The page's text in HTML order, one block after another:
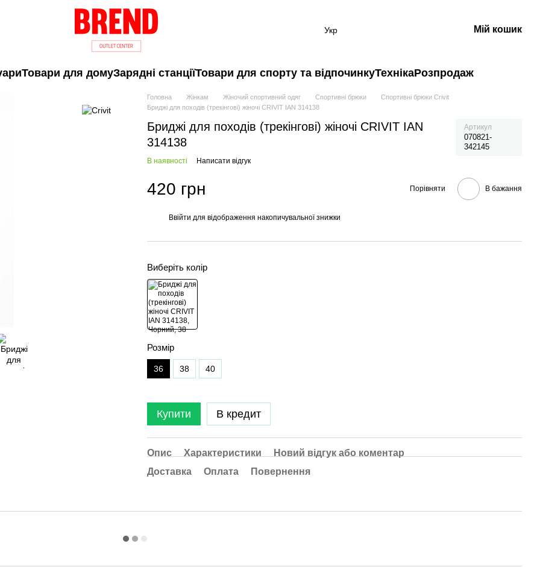
Укр Мій кошик
Товари для домуЗарядні станціїТовари для спорту та відпочинкуТехнікаРозпродаж
Головна Жінкам Жіночий спортивний одяг Спортивні брюки
Спортивні брюки Crivit
Бриджі для походів (трекінгові) жіночі CRIVIT IAN 314138
Бриджі для походів (трекінгові) жіночі CRIVIT IAN
314138
Артикул
070821-
342145
В наявності Написати відгук
420 грн Порівняти В бажання
Ввійти для відображення накопичувальної знижки
Виберіть колір
Розмір
36 38 40
Купити В кредит
Опис Характеристики
Новий відгук або коментар
Доставка
Оплата Повернення